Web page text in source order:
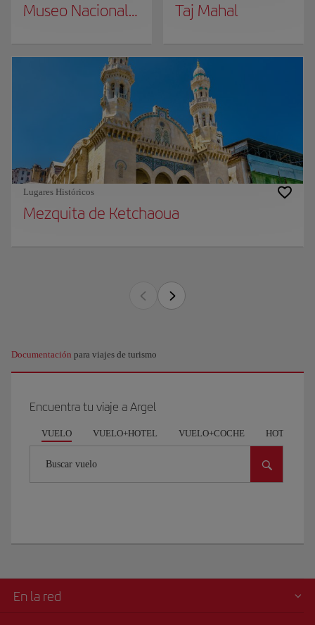
Museo Nacional del BardoTaj Mahal
Lugares Históricos
Mezquita de Ketchaoua
Documentación para viajes de turismo
Encuentra tu viaje a Argel
VUELO VUELO+HOTEL VUELO+COCHE HOTEL
Buscar vuelo
En la red